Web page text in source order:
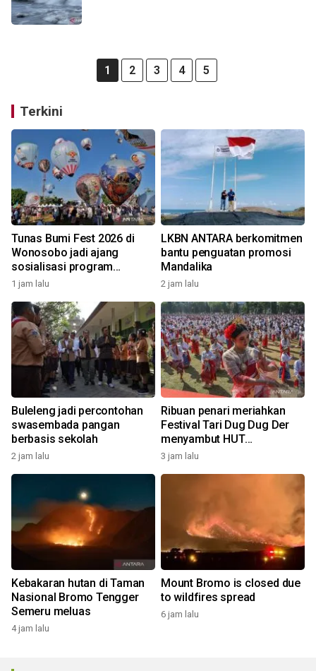
1 2 3 4 5
Terkini
Tunas Bumi Fest 2026 di
Wonosobo jadi ajang
sosialisasi program
pemerintah lewat balon
1 jam lalu
LKBN ANTARA berkomitmen
bantu penguatan promosi
Mandalika
2 jam lalu
Buleleng jadi percontohan
swasembada pangan
berbasis sekolah
2 jam lalu
Ribuan penari meriahkan
Festival Tari Dug Dug Der
menyambut HUT
Kemerdekaan
3 jam lalu
Kebakaran hutan di Taman
Nasional Bromo Tengger
Semeru meluas
4 jam lalu
Mount Bromo is closed due
to wildfires spread
6 jam lalu